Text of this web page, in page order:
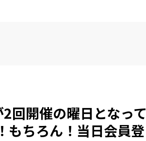
回開催の曜日となって
もちろん！当日会員登